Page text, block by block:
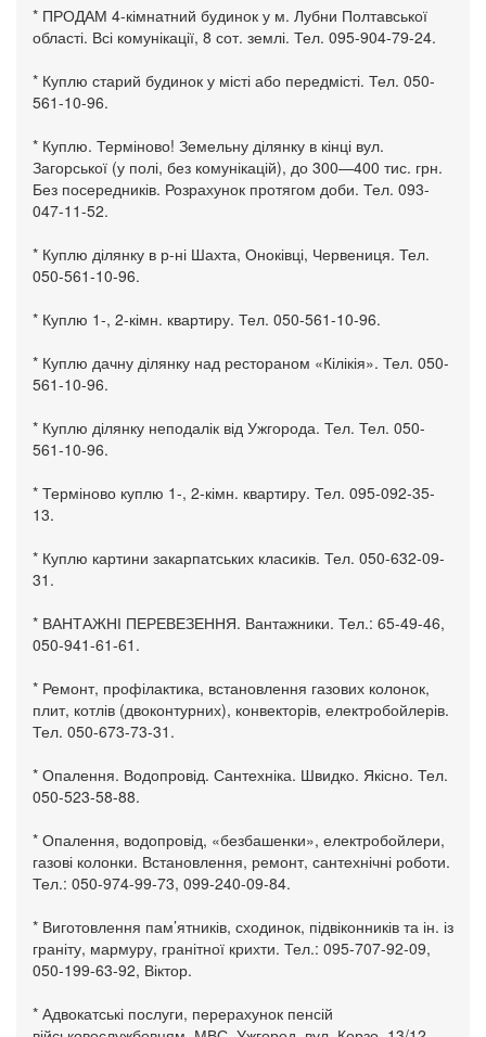
* ПРОДАМ 4-кімнатний будинок у м. Лубни Полтавської
області. Всі комунікації, 8 сот. землі. Тел. 095-904-79-24.
* Куплю старий будинок у місті або передмісті. Тел. 050-
561-10-96.
* Куплю. Терміново! Земельну ділянку в кінці вул.
Загорської (у полі, без комунікацій), до 300—400 тис. грн.
Без посередників. Розрахунок протягом доби. Тел. 093-
047-11-52.
* Куплю ділянку в р-ні Шахта, Оноківці, Червениця. Тел.
050-561-10-96.
* Куплю 1-, 2-кімн. квартиру. Тел. 050-561-10-96.
* Куплю дачну ділянку над рестораном «Кілікія». Тел. 050-
561-10-96.
* Куплю ділянку неподалік від Ужгорода. Тел. Тел. 050-
561-10-96.
* Терміново куплю 1-, 2-кімн. квартиру. Тел. 095-092-35-
13.
* Куплю картини закарпатських класиків. Тел. 050-632-09-
31.
* ВАНТАЖНІ ПЕРЕВЕЗЕННЯ. Вантажники. Тел.: 65-49-46,
050-941-61-61.
* Ремонт, профілактика, встановлення газових колонок,
плит, котлів (двоконтурних), конвекторів, електробойлерів.
Тел. 050-673-73-31.
* Опалення. Водопровід. Сантехніка. Швидко. Якісно. Тел.
050-523-58-88.
* Опалення, водопровід, «безбашенки», електробойлери,
газові колонки. Встановлення, ремонт, сантехнічні роботи.
Тел.: 050-974-99-73, 099-240-09-84.
* Виготовлення пам’ятників, сходинок, підвіконників та ін. із
граніту, мармуру, гранітної крихти. Тел.: 095-707-92-09,
050-199-63-92, Віктор.
* Адвокатські послуги, перерахунок пенсій